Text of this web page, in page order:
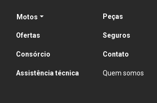
Motos
Ofertas
Consórcio
Assistência técnica
Peças
Seguros
Contato
Quem somos